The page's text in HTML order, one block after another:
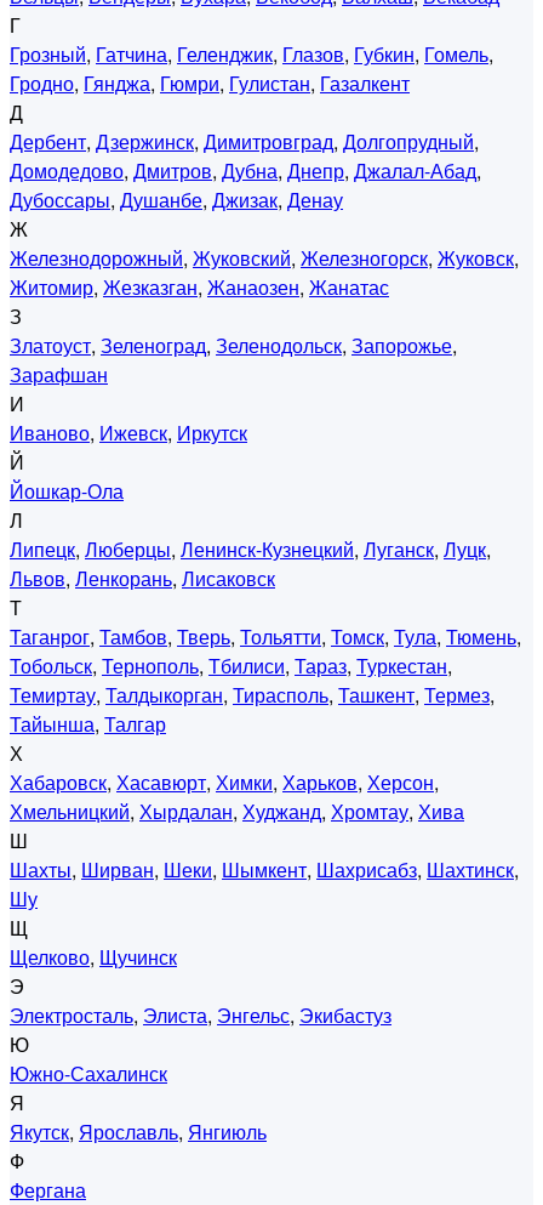
Г
Грозный, Гатчина, Геленджик, Глазов, Губкин, Гомель,
Гродно, Гянджа, Гюмри, Гулистан, Газалкент
Д
Дербент, Дзержинск, Димитровград, Долгопрудный,
Домодедово, Дмитров, Дубна, Днепр, Джалал-Абад,
Дубоссары, Душанбе, Джизак, Денау
Ж
Железнодорожный, Жуковский, Железногорск, Жуковск,
Житомир, Жезказган, Жанаозен, Жанатас
З
Златоуст, Зеленоград, Зеленодольск, Запорожье,
Зарафшан
И
Иваново, Ижевск, Иркутск
Й
Йошкар-Ола
Л
Липецк, Люберцы, Ленинск-Кузнецкий, Луганск, Луцк,
Львов, Ленкорань, Лисаковск
Т
Таганрог, Тамбов, Тверь, Тольятти, Томск, Тула, Тюмень,
Тобольск, Тернополь, Тбилиси, Тараз, Туркестан,
Темиртау, Талдыкорган, Тирасполь, Ташкент, Термез,
Тайынша, Талгар
Х
Хабаровск, Хасавюрт, Химки, Харьков, Херсон,
Хмельницкий, Хырдалан, Худжанд, Хромтау, Хива
Ш
Шахты, Ширван, Шеки, Шымкент, Шахрисабз, Шахтинск,
Шу
Щ
Щелково, Щучинск
Э
Электросталь, Элиста, Энгельс, Экибастуз
Ю
Южно-Сахалинск
Я
Якутск, Ярославль, Янгиюль
Ф
Фергана